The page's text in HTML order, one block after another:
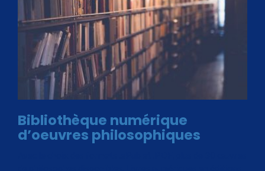
Bibliothèque numérique
d’oeuvres philosophiques